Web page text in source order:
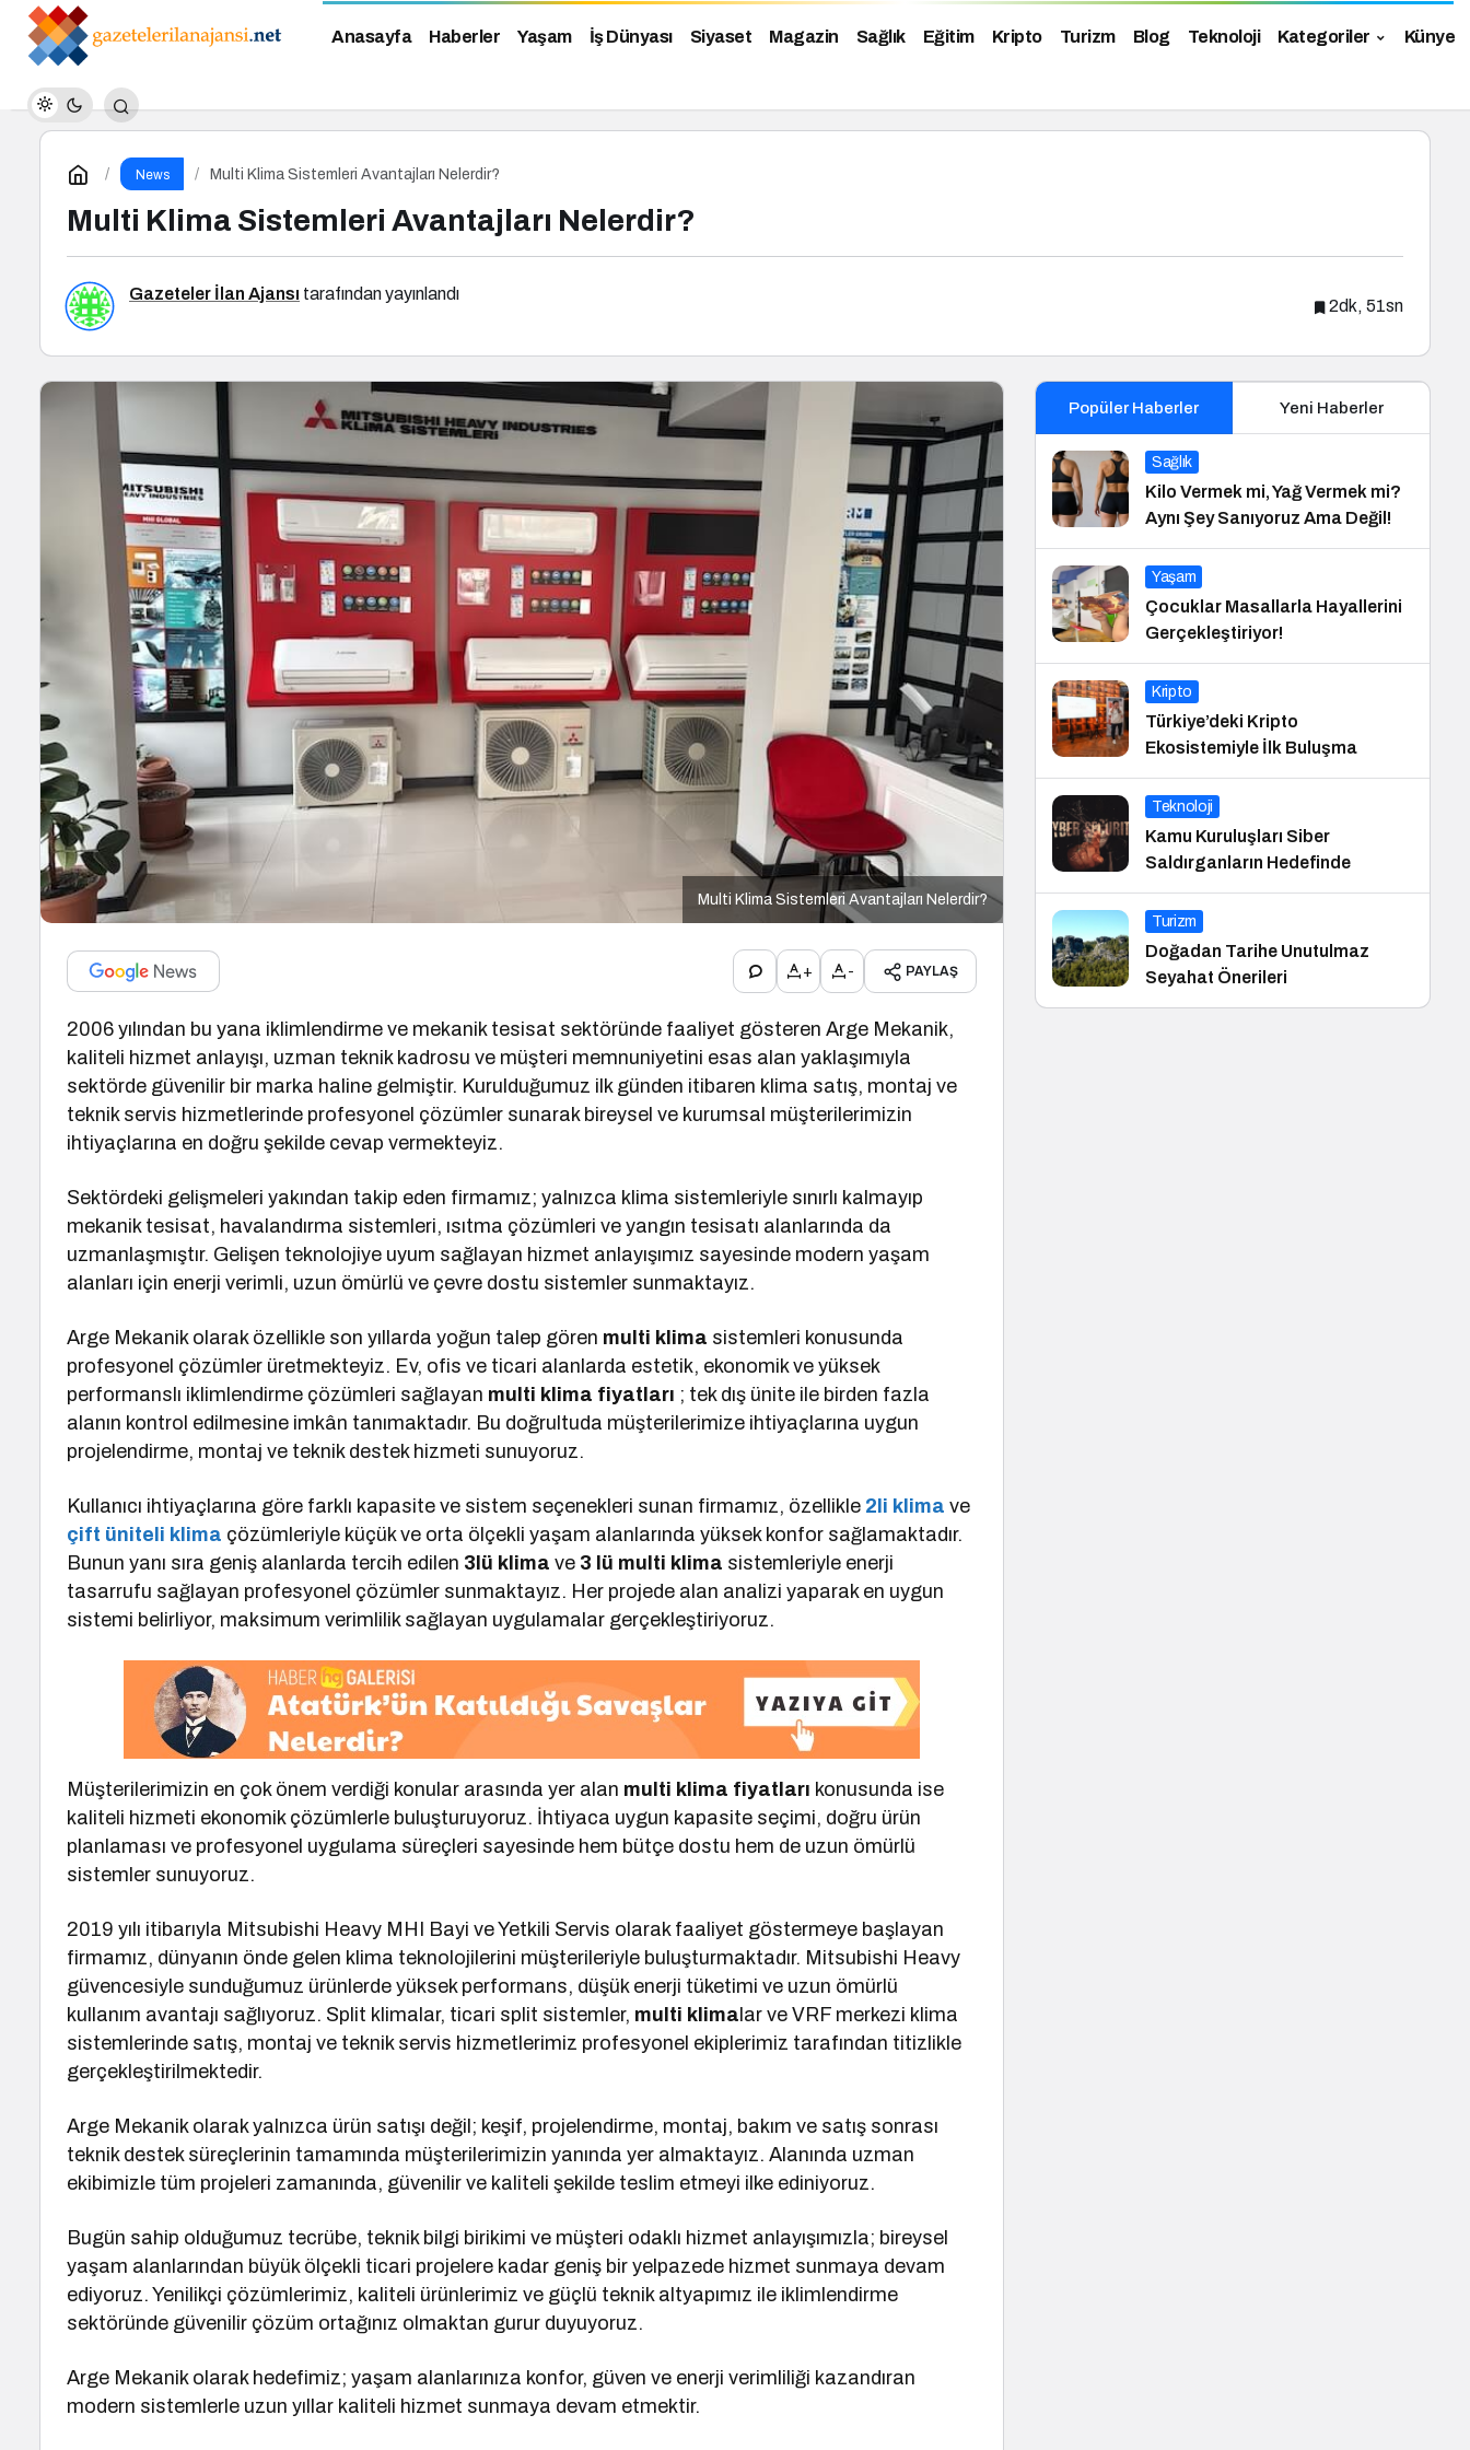
Anasayfa Haberler Yaşam İş Dünyası Siyaset Magazin Sağlık Eğitim Kripto Turizm Blog Teknoloji Kategoriler Künye
News Multi Klima Sistemleri Avantajları Nelerdir?
Multi Klima Sistemleri Avantajları Nelerdir?
Gazeteler İlan Ajansı tarafından yayınlandı
2dk, 51sn
Multi Klima Sistemleri Avantajları Nelerdir?
+ - PAYLAŞ
2006 yılından bu yana iklimlendirme ve mekanik tesisat sektöründe faaliyet gösteren Arge Mekanik,
kaliteli hizmet anlayışı, uzman teknik kadrosu ve müşteri memnuniyetini esas alan yaklaşımıyla
sektörde güvenilir bir marka haline gelmiştir. Kurulduğumuz ilk günden itibaren klima satış, montaj ve
teknik servis hizmetlerinde profesyonel çözümler sunarak bireysel ve kurumsal müşterilerimizin
ihtiyaçlarına en doğru şekilde cevap vermekteyiz.
Sektördeki gelişmeleri yakından takip eden firmamız; yalnızca klima sistemleriyle sınırlı kalmayıp
mekanik tesisat, havalandırma sistemleri, ısıtma çözümleri ve yangın tesisatı alanlarında da
uzmanlaşmıştır. Gelişen teknolojiye uyum sağlayan hizmet anlayışımız sayesinde modern yaşam
alanları için enerji verimli, uzun ömürlü ve çevre dostu sistemler sunmaktayız.
Arge Mekanik olarak özellikle son yıllarda yoğun talep gören multi klima sistemleri konusunda
profesyonel çözümler üretmekteyiz. Ev, ofis ve ticari alanlarda estetik, ekonomik ve yüksek
performanslı iklimlendirme çözümleri sağlayan multi klima fiyatları ; tek dış ünite ile birden fazla
alanın kontrol edilmesine imkân tanımaktadır. Bu doğrultuda müşterilerimize ihtiyaçlarına uygun
projelendirme, montaj ve teknik destek hizmeti sunuyoruz.
Kullanıcı ihtiyaçlarına göre farklı kapasite ve sistem seçenekleri sunan firmamız, özellikle 2li klima ve
çift üniteli klima çözümleriyle küçük ve orta ölçekli yaşam alanlarında yüksek konfor sağlamaktadır.
Bunun yanı sıra geniş alanlarda tercih edilen 3lü klima ve 3 lü multi klima sistemleriyle enerji
tasarrufu sağlayan profesyonel çözümler sunmaktayız. Her projede alan analizi yaparak en uygun
sistemi belirliyor, maksimum verimlilik sağlayan uygulamalar gerçekleştiriyoruz.
Müşterilerimizin en çok önem verdiği konular arasında yer alan multi klima fiyatları konusunda ise
kaliteli hizmeti ekonomik çözümlerle buluşturuyoruz. İhtiyaca uygun kapasite seçimi, doğru ürün
planlaması ve profesyonel uygulama süreçleri sayesinde hem bütçe dostu hem de uzun ömürlü
sistemler sunuyoruz.
2019 yılı itibarıyla Mitsubishi Heavy MHI Bayi ve Yetkili Servis olarak faaliyet göstermeye başlayan
firmamız, dünyanın önde gelen klima teknolojilerini müşterileriyle buluşturmaktadır. Mitsubishi Heavy
güvencesiyle sunduğumuz ürünlerde yüksek performans, düşük enerji tüketimi ve uzun ömürlü
kullanım avantajı sağlıyoruz. Split klimalar, ticari split sistemler, multi klima lar ve VRF merkezi klima
sistemlerinde satış, montaj ve teknik servis hizmetlerimiz profesyonel ekiplerimiz tarafından titizlikle
gerçekleştirilmektedir.
Arge Mekanik olarak yalnızca ürün satışı değil; keşif, projelendirme, montaj, bakım ve satış sonrası
teknik destek süreçlerinin tamamında müşterilerimizin yanında yer almaktayız. Alanında uzman
ekibimizle tüm projeleri zamanında, güvenilir ve kaliteli şekilde teslim etmeyi ilke ediniyoruz.
Bugün sahip olduğumuz tecrübe, teknik bilgi birikimi ve müşteri odaklı hizmet anlayışımızla; bireysel
yaşam alanlarından büyük ölçekli ticari projelere kadar geniş bir yelpazede hizmet sunmaya devam
ediyoruz. Yenilikçi çözümlerimiz, kaliteli ürünlerimiz ve güçlü teknik altyapımız ile iklimlendirme
sektöründe güvenilir çözüm ortağınız olmaktan gurur duyuyoruz.
Arge Mekanik olarak hedefimiz; yaşam alanlarınıza konfor, güven ve enerji verimliliği kazandıran
modern sistemlerle uzun yıllar kaliteli hizmet sunmaya devam etmektir.
Popüler Haberler Yeni Haberler
Sağlık
Kilo Vermek mi, Yağ Vermek mi?
Aynı Şey Sanıyoruz Ama Değil!
Yaşam
Çocuklar Masallarla Hayallerini
Gerçekleştiriyor!
Kripto
Türkiye’deki Kripto
Ekosistemiyle İlk Buluşma
Teknoloji
Kamu Kuruluşları Siber
Saldırganların Hedefinde
Turizm
Doğadan Tarihe Unutulmaz
Seyahat Önerileri